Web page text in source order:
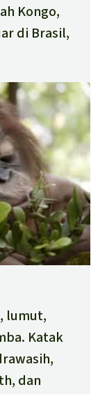
Kongo,
di Brasil,
lumut,
Katak
dan